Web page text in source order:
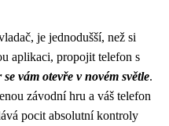
je jednodušší, než si
aplikaci, propojit telefon s
se vám otevře v novém světle.
závodní hru a váš telefon
pocit absolutní kontroly